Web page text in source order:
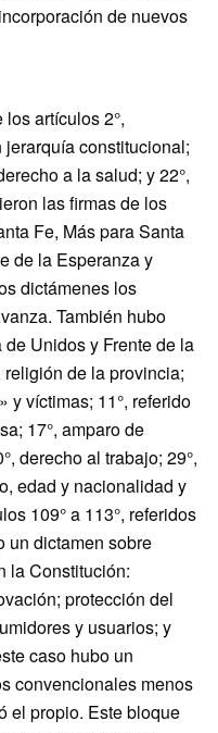
de nuevos
artículos 2°,
constitucional;
a la salud; y 22°,
las firmas de los
Fe, Más para Santa
de la Esperanza y
dictámenes los
También hubo
Unidos y Frente de la
de la provincia;
y víctimas; 11°, referido
17°, amparo de
derecho al trabajo; 29°,
edad y nacionalidad y
109° a 113°, referidos
un dictamen sobre
la Constitución:
protección del
y usuarios; y
caso hubo un
convencionales menos
el propio. Este bloque